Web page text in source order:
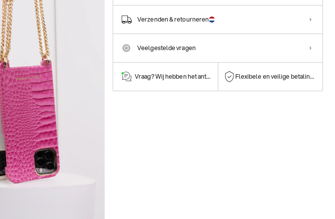
Verzenden & retourneren
Veelgestelde vragen
Vraag? Wij hebben het antwoord! Flexibele en veilige betalingen